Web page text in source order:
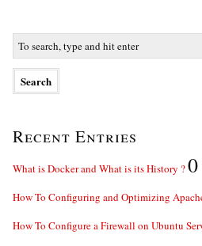
Recent Entries
What is Docker and What is its History ?0
How To Configuring and Optimizing
How To Configure a Firewall on Ubuntu